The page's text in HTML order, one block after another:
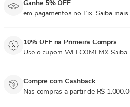
Ganhe 5% OFF
em pagamentos no Pix. Saiba mais
10% OFF na Primeira Compra
Use o cupom WELCOMEMX Saiba
Compre com Cashback
Nas compras a partir de R$